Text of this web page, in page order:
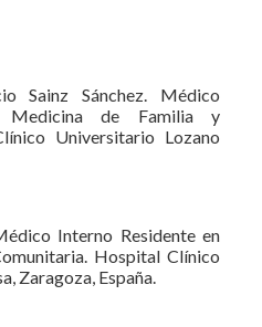
Sainz Sánchez. Médico
Medicina de Familia y
Universitario Lozano
Interno Residente en
Hospital Clínico
Zaragoza, España.